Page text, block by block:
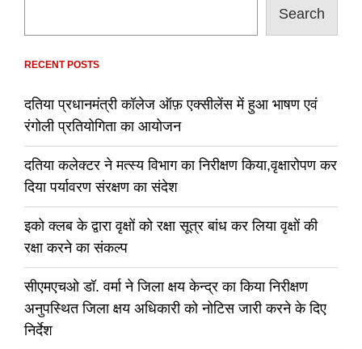
Search
RECENT POSTS
दतिया प्रधानमंत्री कॉलेज ऑफ़ एक्सीलेंस में हुआ भाषण एवं
रंगोली प्रतियोगिता का आयोजन
दतिया कलेक्टर ने मत्स्य विभाग का निरीक्षण किया,वृक्षारोपण कर
दिया पर्यावरण संरक्षण का संदेश
इको क्लब के द्वारा वृक्षों को रक्षा सूत्र बांध कर लिया वृक्षों की
रक्षा करने का संकल्प
सीएमएचओ डॉ. वर्मा ने जिला क्षय केन्द्र का किया निरीक्षण
अनुपस्थित जिला क्षय अधिकारी को नोटिस जारी करने के दिए
निर्देश